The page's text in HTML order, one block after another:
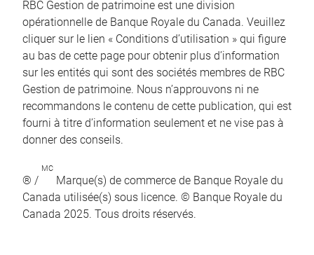
RBC Gestion de patrimoine est une division
opérationnelle de Banque Royale du Canada. Veuillez
cliquer sur le lien « Conditions d’utilisation » qui figure
au bas de cette page pour obtenir plus d’information
sur les entités qui sont des sociétés membres de RBC
Gestion de patrimoine. Nous n’approuvons ni ne
recommandons le contenu de cette publication, qui est
fourni à titre d’information seulement et ne vise pas à
donner des conseils.
® /
MC
Marque(s) de commerce de Banque Royale du
Canada utilisée(s) sous licence. © Banque Royale du
Canada 2025. Tous droits réservés.